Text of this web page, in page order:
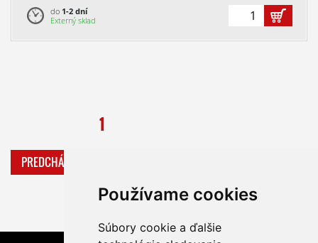
Používame cookies
Súbory cookie a ďalšie
do 1-2 dní
Externý sklad
PREDCHÁDZAJÚCA
1